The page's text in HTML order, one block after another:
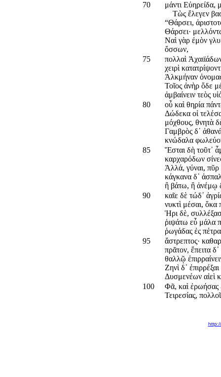
70
μάντι Εὐηρείδα,
Τὼς ἔλεγεν
“Θάρσει,
Θάρσει·
Ναὶ γὰρ ἐμὸν
ὄσσων,
75
πολλαὶ
χειρὶ
Ἀλκμήναν
Τοῖος ἀνὴρ ὅδε
ἀμβαίνειν τεὸς
80
οὗ καὶ θηρία
Δώδεκα οἱ
μόχθους, θνητὰ
Γαμβρὸς δ᾽
κνώδαλα
85
Ἔσται δὴ τοῦτ᾽
καρχαρόδων
Ἀλλά, γύναι,
κάγκανα δ᾽
ἢ βάτω, ἢ ἀνέμῳ
90
καῖε δὲ τώδ᾽
νυκτὶ μέσαι, ὅκα
Ἡρι δὲ,
ῥιψάτω εὖ μάλα
ῥωγάδας ἐς
95
ἄστρεπτος·
πρᾶτον, ἔπειτα
θαλλῷ
Ζηνὶ δ᾽
Δυσμενέων αἰεὶ
100
Φᾶ, καὶ ἐρωήσας
Τειρεσίας,